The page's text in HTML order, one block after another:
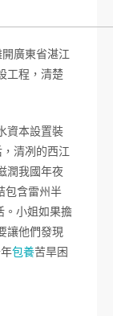
廣東省湛江
工程，清楚
資本設置裝
清冽的西江
潤我國年夜
包含雷州半
。小姐如果擔
讓他們發現
包養苦旱困